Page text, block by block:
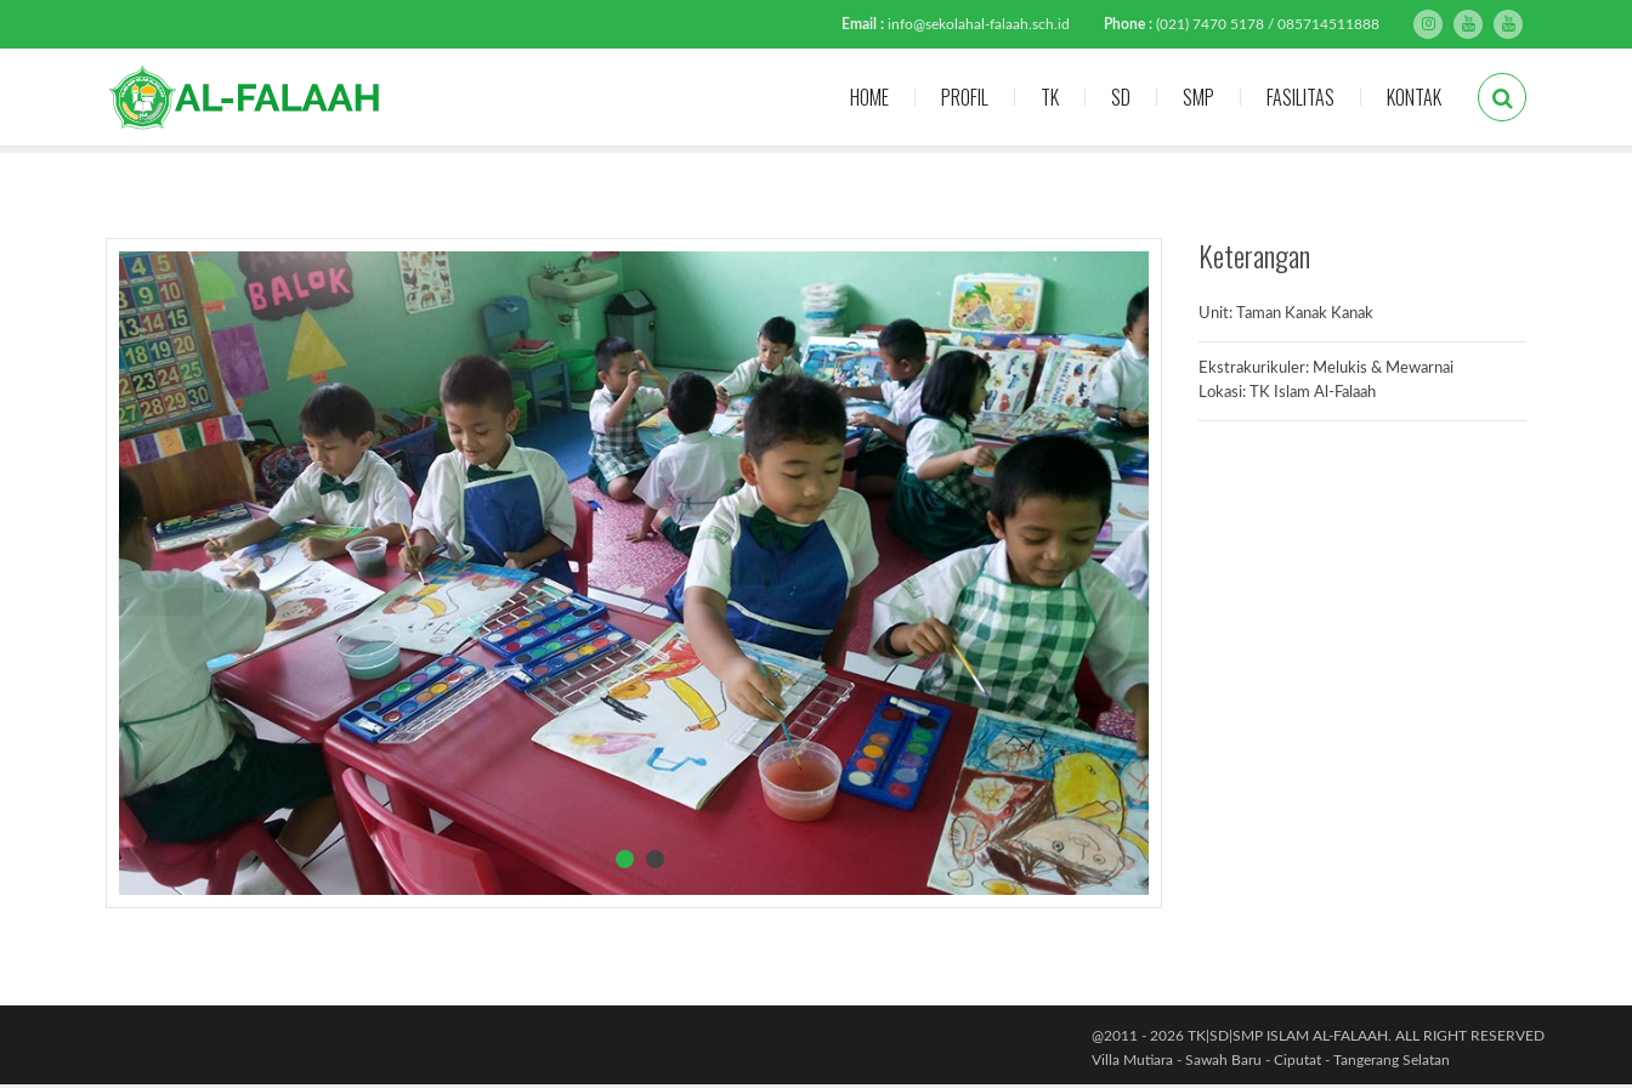
Email : info@sekolahal-falaah.sch.id Phone : (021) 7470 5178 / 085714511888
HOME PROFIL TK SD SMP FASILITAS KONTAK
Keterangan
Unit: Taman Kanak Kanak
Ekstrakurikuler: Melukis & Mewarnai
Lokasi: TK Islam Al-Falaah
@2011 - 2026 TK|SD|SMP ISLAM AL-FALAAH. ALL RIGHT RESERVED
Villa Mutiara - Sawah Baru - Ciputat - Tangerang Selatan